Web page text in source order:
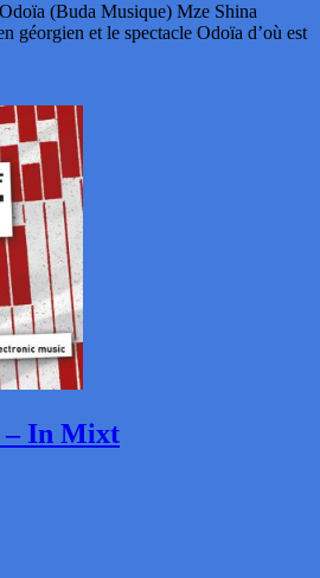
(Buda Musique) Mze Shina
géorgien et le spectacle Odoïa d’où est
– In Mixt